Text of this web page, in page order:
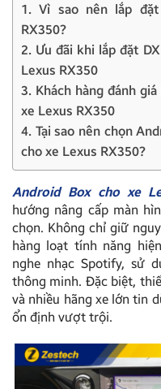
1. Vì sao nên lắp
RX350?
2. Ưu đãi khi lắp đặt
Lexus RX350
3. Khách hàng đánh
xe Lexus RX350
4. Tại sao nên chọn
cho xe Lexus RX350?
Android Box cho xe
hướng nâng cấp màn
chọn. Không chỉ giữ
hàng loạt tính năng
nghe nhạc Spotify, sử
thông minh. Đặc biệt,
và nhiều hãng xe lớn tin
ổn định vượt trội.